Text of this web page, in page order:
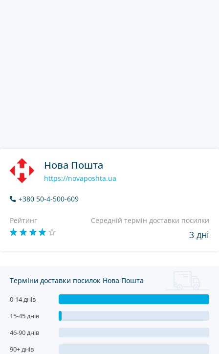
Нова Пошта
https://novaposhta.ua
+380 50-4-500-609
Рейтинг Середній термін доставки посилки
3 дні
Терміни доставки посилок Нова Пошта
0-14 днів
15-45 днів
46-90 днів
90+ днів